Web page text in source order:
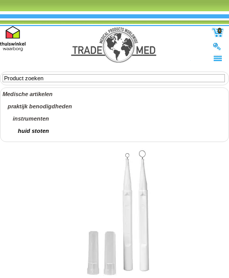
0
Medische artikelen
praktijk benodigdheden
instrumenten
huid stoten